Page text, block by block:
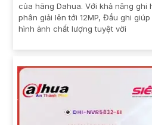
của hãng Dahua. Với khả năng ghi
phân giải lên tới 12MP, Đầu ghi
hình ảnh chất lượng tuyệt vời